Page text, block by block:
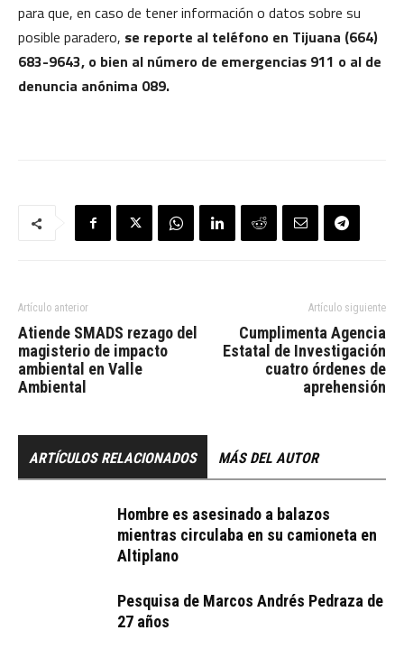
para que, en caso de tener información o datos sobre su
posible paradero, se reporte al teléfono en Tijuana (664)
683-9643, o bien al número de emergencias 911 o al de
denuncia anónima 089.
Artículo anterior
Atiende SMADS rezago del
magisterio de impacto
ambiental en Valle
Ambiental
Artículo siguiente
Cumplimenta Agencia
Estatal de Investigación
cuatro órdenes de
aprehensión
ARTÍCULOS RELACIONADOS MÁS DEL AUTOR
Hombre es asesinado a balazos
mientras circulaba en su camioneta en
Altiplano
Pesquisa de Marcos Andrés Pedraza de
27 años